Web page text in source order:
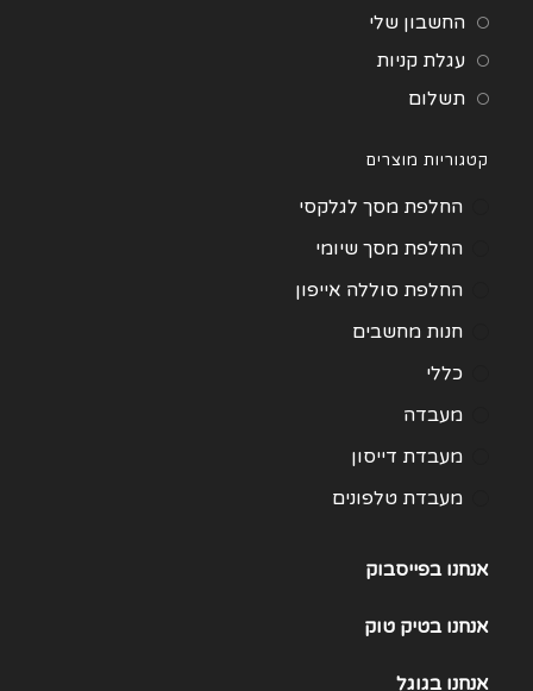
החשבון שלי
עגלת קניות
תשלום
קטגוריות מוצרים
החלפת מסך לגלקסי
החלפת מסך שיומי
החלפת סוללה אייפון
חנות מחשבים
כללי
מעבדה
מעבדת דייסון
מעבדת טלפונים
תיקון Huawei
תיקון One Plus
אנחנו בפייסבוק
אנחנו בטיק טוק
אנחנובגוגל